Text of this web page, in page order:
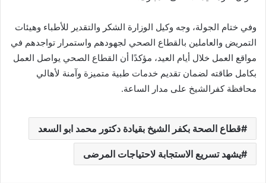
وفي ختام الجولة، وجه وكيل الوزارة الشكر والتقدير للأطباء وهيئات
التمريض والعاملين بالقطاع الصحي لجهودهم واستمرار تواجدهم في
مواقع العمل خلال أيام العيد، مؤكدًا أن القطاع الصحي يواصل العمل
بكامل طاقته لضمان تقديم خدمات طبية متميزة وآمنة لأهالي
محافظة كفرالشيخ على مدار الساعة.
قطاع الصحة بكفر الشيخ بقيادة دكتور محمد ابو السعد
يشهد تسريع الاستجابة لاحتياجات المرضى